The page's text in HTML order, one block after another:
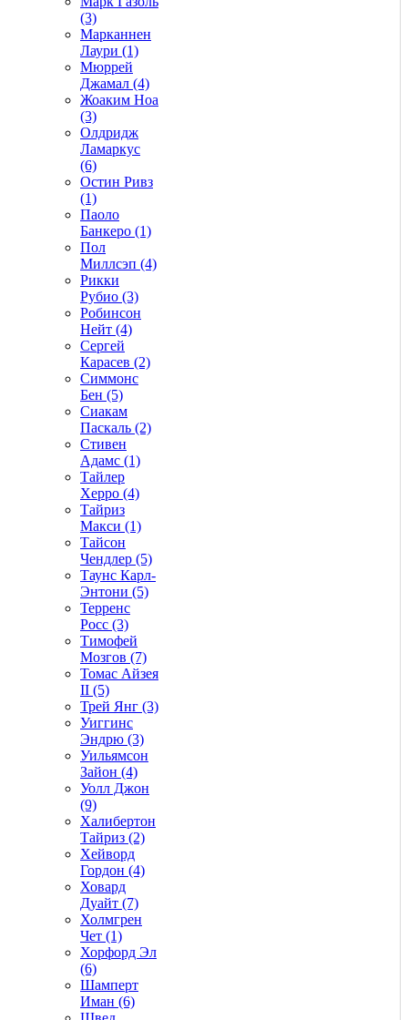
(3)
Марканнен
Лаури (1)
Мюррей
Джамал (4)
Жоаким Ноа
(3)
Олдридж
Ламаркус
(6)
Остин Ривз
(1)
Паоло
Банкеро (1)
Пол
Миллсэп (4)
Рикки
Рубио (3)
Робинсон
Нейт (4)
Сергей
Карасев (2)
Симмонс
Бен (5)
Сиакам
Паскаль (2)
Стивен
Адамс (1)
Тайлер
Херро (4)
Тайриз
Макси (1)
Тайсон
Чендлер (5)
Таунс Карл-
Энтони (5)
Терренс
Росс (3)
Тимофей
Мозгов (7)
Томас Айзея
II (5)
Трей Янг (3)
Уиггинс
Эндрю (3)
Уильямсон
Зайон (4)
Уолл Джон
(9)
Халибертон
Тайриз (2)
Хейворд
Гордон (4)
Ховард
Дуайт (7)
Холмгрен
Чет (1)
Хорфорд Эл
(6)
Шамперт
Иман (6)